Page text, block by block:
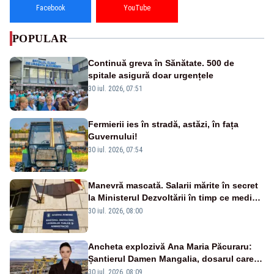
Facebook YouTube
POPULAR
Continuă greva în Sănătate. 500 de
spitale asigură doar urgențele
30 iul. 2026, 07:51
Fermierii ies în stradă, astăzi, în fața
Guvernului!
30 iul. 2026, 07:54
Manevră mascată. Salarii mărite în secret
la Ministerul Dezvoltării în timp ce medicii
ies în stradă
30 iul. 2026, 08:00
Ancheta explozivă Ana Maria Păcuraru:
Șantierul Damen Mangalia, dosarul care
scufundă apărarea României
30 iul. 2026, 08:09